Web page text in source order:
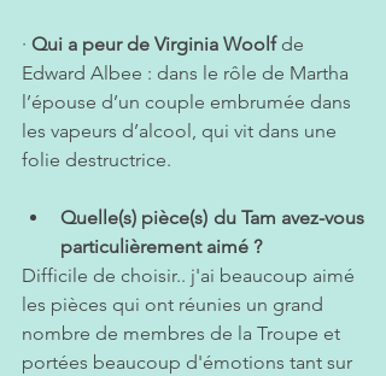
· Qui a peur de Virginia Woolf de
Edward Albee : dans le rôle de Martha
l’épouse d’un couple embrumée dans
les vapeurs d’alcool, qui vit dans une
folie destructrice.
Quelle(s) pièce(s) du Tam avez-vous
particulièrement aimé ?
Difficile de choisir.. j'ai beaucoup aimé
les pièces qui ont réunies un grand
nombre de membres de la Troupe et
portées beaucoup d'émotions tant sur